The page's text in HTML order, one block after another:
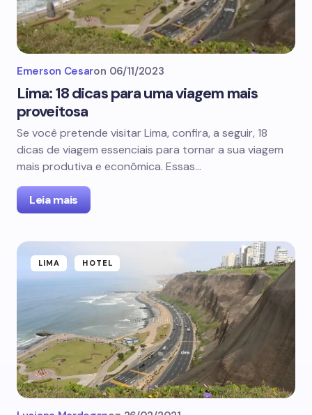
Emerson Cesaron 06/11/2023
Lima: 18 dicas para uma viagem mais
proveitosa
Se você pretende visitar Lima, confira, a seguir, 18
dicas de viagem essenciais para tornar a sua viagem
mais produtiva e econômica. Essas…
Leia mais
LIMA HOTEL